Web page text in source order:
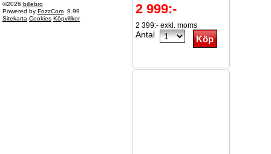
©2026 billebro
Powered by FozzCom 9.99
Sitekarta Cookies Köpvillkor
2 999:-
2 399:- exkl. moms
Antal